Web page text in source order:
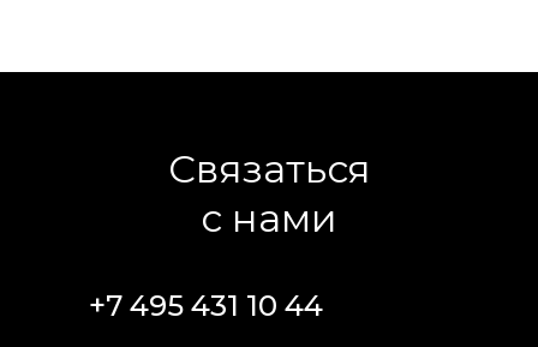
Связаться
с нами
+7 495 431 10 44